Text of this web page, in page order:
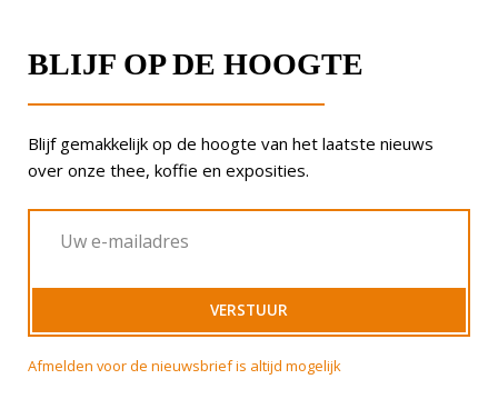
BLIJF OP DE HOOGTE
Blijf gemakkelijk op de hoogte van het laatste nieuws
over onze thee, koffie en exposities.
Afmelden voor de nieuwsbrief is altijd mogelijk